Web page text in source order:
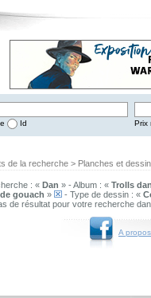
Id Prix
de la recherche > Planches et
: « Dan » - Album : « Trolls
gouach » - Type de dessin : «
de résultat pour votre recherche
A